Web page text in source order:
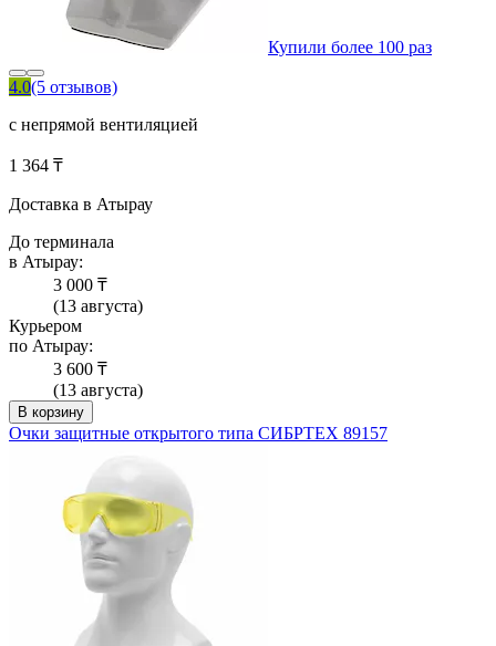
Купили более 100 раз
4.0(5 отзывов)
с непрямой вентиляцией
1 364 ₸
Доставка в Атырау
До терминала
в Атырау:
3 000 ₸
(13 августа)
Курьером
по Атырау:
3 600 ₸
(13 августа)
В корзину
Очки защитные открытого типа СИБРТЕХ 89157